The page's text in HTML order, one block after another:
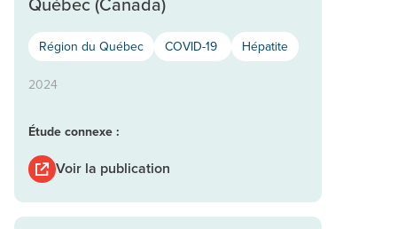
Région du Québec COVID-19 Hépatite
2024
Étude connexe :
Voir la publication